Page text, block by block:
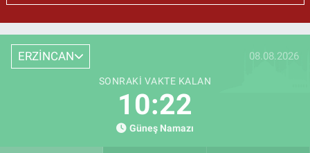
ERZİNCAN 08.08.2026
SONRAKI VAKTE KALAN
10:21
Güneş Namazı